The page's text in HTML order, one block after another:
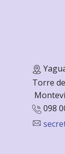
Torre
Monte
098